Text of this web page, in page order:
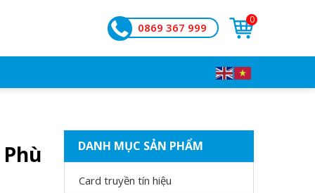
0869 367 999
0
DANH MỤC SẢN PHẨM
Card truyền tín hiệu